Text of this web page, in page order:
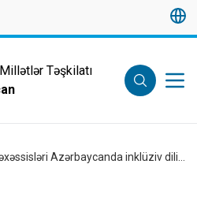
Təşkilatı